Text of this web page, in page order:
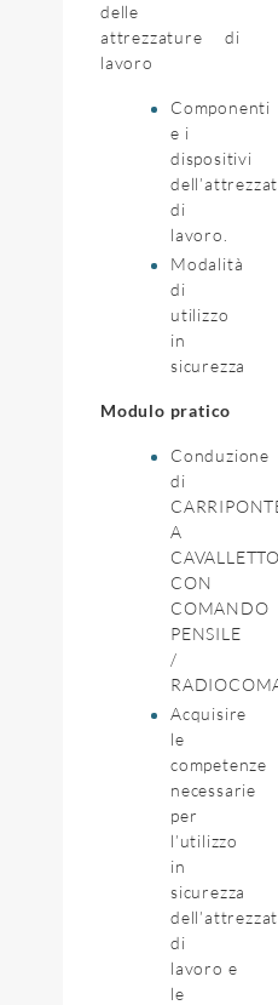
delle
attrezzature di
lavoro
Componenti
e i
dispositivi
di
lavoro.
Modalità
di
utilizzo
in
sicurezza
Modulo pratico
Conduzione
di
A
CON
COMANDO
PENSILE
/
Acquisire
le
competenze
necessarie
per
l’utilizzo
in
sicurezza
di
lavoro e
le